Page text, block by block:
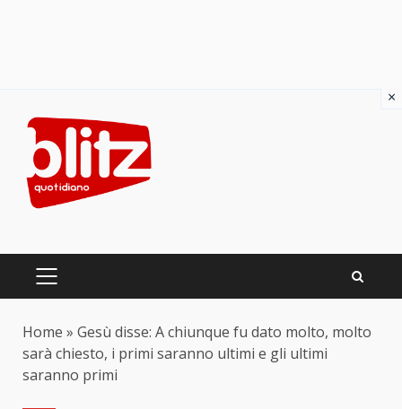
content
PRIMARY
Home » Gesù disse: A chiunque fu dato molto, molto
sarà chiesto, i primi saranno ultimi e gli ultimi
saranno primi
×